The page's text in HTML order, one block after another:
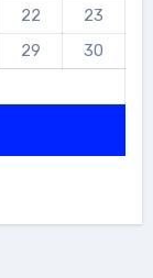
22
23
29
30